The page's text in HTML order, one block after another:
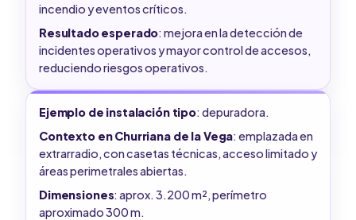
incendio y eventos críticos.
Resultado esperado: mejora en la detección de
incidentes operativos y mayor control de accesos,
reduciendo riesgos operativos.
Ejemplo de instalación tipo: depuradora.
Contexto en Churriana de la Vega: emplazada en
extrarradio, con casetas técnicas, acceso limitado y
áreas perimetrales abiertas.
Dimensiones: aprox. 3.200 m², perímetro
aproximado 300 m.